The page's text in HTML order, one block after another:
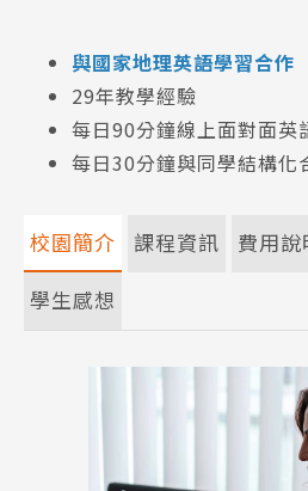
與國家地理英語學習合作
29年教學經驗
每日90分鐘線上面對面英
每日30分鐘與同學結構化
校園簡介 課程資訊 費用說
學生感想